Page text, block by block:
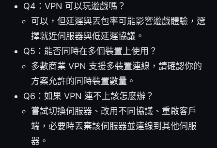
Q4：VPN 可以玩遊戲嗎？
可以，但延遲與丟包率可能影響遊戲體驗，選
擇就近伺服器與低延遲協議。
Q5：能否同時在多個裝置上使用？
多數商業 VPN 支援多裝置連線，請確認你的
方案允許的同時裝置數量。
Q6：如果 VPN 連不上該怎麼辦？
嘗試切換伺服器、改用不同協議、重啟客戶
端，必要時丟棄該伺服器並連線到其他伺服
器。